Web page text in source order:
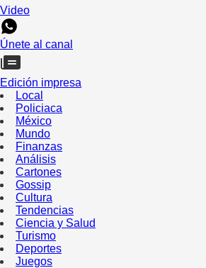
Video
Únete al canal
Edición impresa
Local
Policiaca
México
Mundo
Finanzas
Análisis
Cartones
Gossip
Cultura
Tendencias
Ciencia y Salud
Turismo
Deportes
Juegos